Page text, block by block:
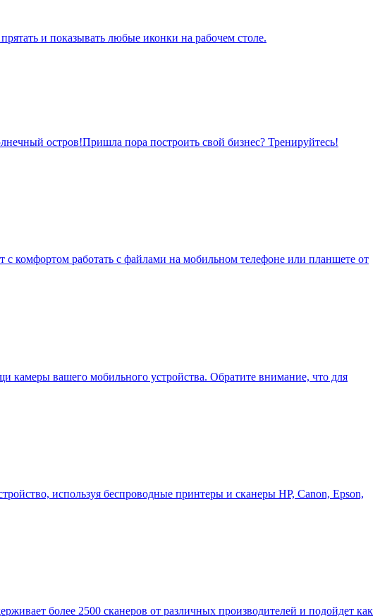
и показывать любые иконки на рабочем столе.
остров!Пришла пора построить свой бизнес? Тренируйтесь!
комфортом работать с файлами на мобильном телефоне или планшете от
камеры вашего мобильного устройства. Обратите внимание, что для
используя беспроводные принтеры и сканеры HP, Canon, Epson,
более 2500 сканеров от различных производителей и подойдет как